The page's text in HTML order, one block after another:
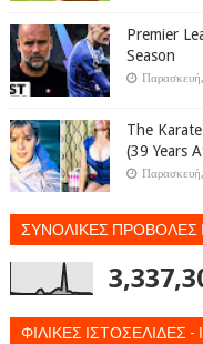
Premier
Season
The
(39 Years
ΣΥΝΟΛΙΚΕΣ ΠΡΟΒΟΛΕΣ
ΦΙΛΙΚΕΣ ΙΣΤΟΣΕΛΙΔΕΣ -